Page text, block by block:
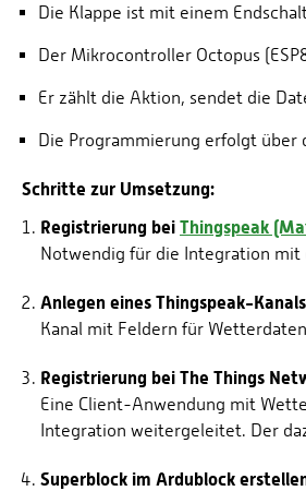
Die Klappe ist mit einem
Der Mikrocontroller Octopus
Er zählt die Aktion, sendet die
Die Programmierung erfolgt über
Schritte zur Umsetzung:
Registrierung bei Thingspeak
Notwendig für die Integration
Anlegen eines Thingspeak-Kanals
Kanal mit Feldern für
Registrierung bei The Things
Eine Client-Anwendung mit
Integration weitergeleitet. Der
Superblock im Ardublock